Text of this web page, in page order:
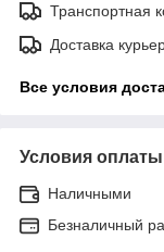
Транспортная
Доставка
Все условия
Условия оплаты
Наличными
Безналичный